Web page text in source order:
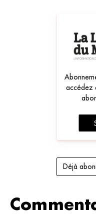
accédez
Déjà